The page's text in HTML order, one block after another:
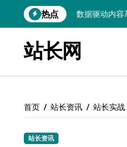
到
热点
数据驱动内容
数据驱动传媒
Go开发实战
Linux高效搭
站长网
首页 站长资讯 站长实
站长资讯